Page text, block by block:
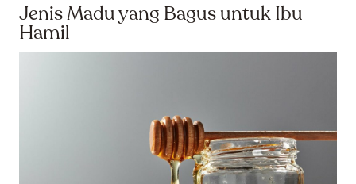
Jenis Madu yang Bagus untuk Ibu
Hamil